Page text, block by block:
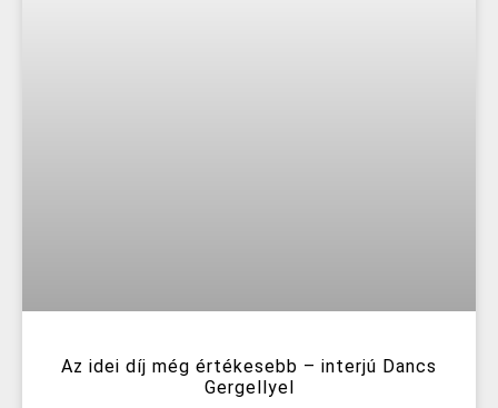
Az idei díj még értékesebb – interjú Dancs
Gergellyel